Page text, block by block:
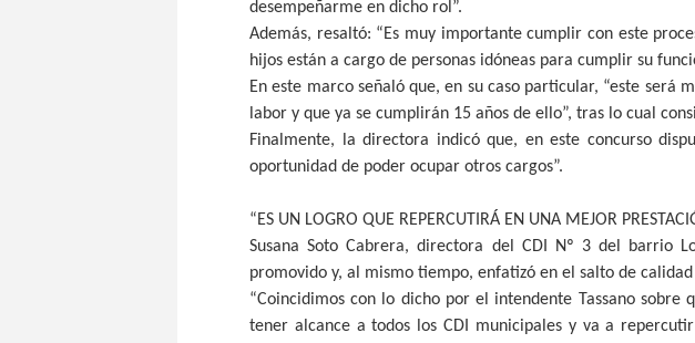
desempeñarme en dicho rol”.
Además, resaltó: “Es muy importante cumplir con este
hijos están a cargo de personas idóneas para cumplir su
En este marco señaló que, en su caso particular, “este será
labor y que ya se cumplirán 15 años de ello”, tras lo cual
Finalmente, la directora indicó que, en este concurso
oportunidad de poder ocupar otros cargos”.
“ES UN LOGRO QUE REPERCUTIRÁ EN UNA MEJOR
Susana Soto Cabrera, directora del CDI Nº 3 del barrio
promovido y, al mismo tiempo, enfatizó en el salto de
“Coincidimos con lo dicho por el intendente Tassano
tener alcance a todos los CDI municipales y va a